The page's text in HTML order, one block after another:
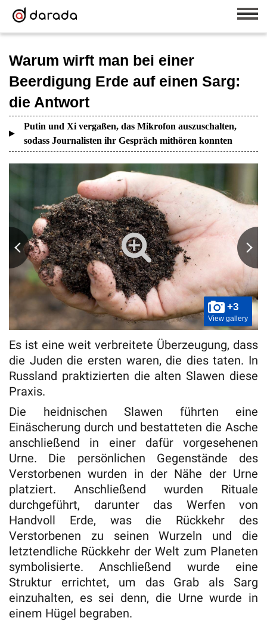
Warum wirft man bei einer
Beerdigung Erde auf einen Sarg:
die Antwort
Putin und Xi vergaßen, das Mikrofon auszuschalten,
sodass Journalisten ihr Gespräch mithören konnten
+3
View gallery
Es ist eine weit verbreitete Überzeugung, dass
die Juden die ersten waren, die dies taten. In
Russland praktizierten die alten Slawen diese
Praxis.
Die heidnischen Slawen führten eine
Einäscherung durch und bestatteten die Asche
anschließend in einer dafür vorgesehenen
Urne. Die persönlichen Gegenstände des
Verstorbenen wurden in der Nähe der Urne
platziert. Anschließend wurden Rituale
durchgeführt, darunter das Werfen von
Handvoll Erde, was die Rückkehr des
Verstorbenen zu seinen Wurzeln und die
letztendliche Rückkehr der Welt zum Planeten
symbolisierte. Anschließend wurde eine
Struktur errichtet, um das Grab als Sarg
einzuhalten, es sei denn, die Urne wurde in
einem Hügel begraben.